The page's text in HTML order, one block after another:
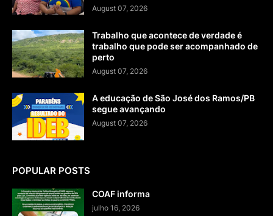
August 07, 2026
Trabalho que acontece de verdade é
trabalho que pode ser acompanhado de
perto
August 07, 2026
A educação de São José dos Ramos/PB
segue avançando
August 07, 2026
POPULAR POSTS
COAF informa
julho 16, 2026